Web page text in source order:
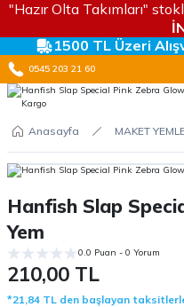
"Hazır Olta Takımları"
1500 TL Üzeri
0545 203 21 60
Anasayfa MAKET
Hanfish Slap
Yem
0.0 Puan - 0 Yorum
210,00 TL
*21,84 TL den başlayan